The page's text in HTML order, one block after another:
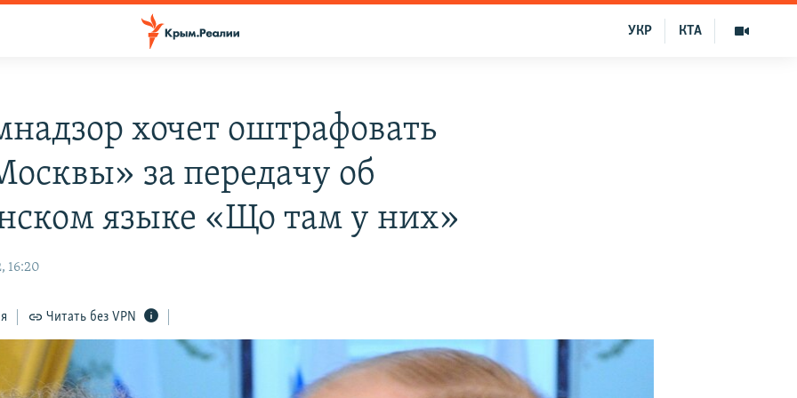
КТА
УКР
хочет оштрафовать
за передачу об
языке «Що там у них»
16:20
Читать без VPN